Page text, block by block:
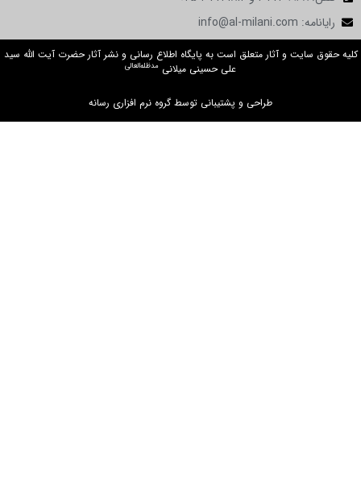
و آثار متعلق است به پایگاه اطلاع رسانی و نشر آثار حضرت آیت الله سید
علی حسینی میلانی مدظله‌العالی
طراحی و پشتیبانی توسط گروه نرم افزاری رسانه